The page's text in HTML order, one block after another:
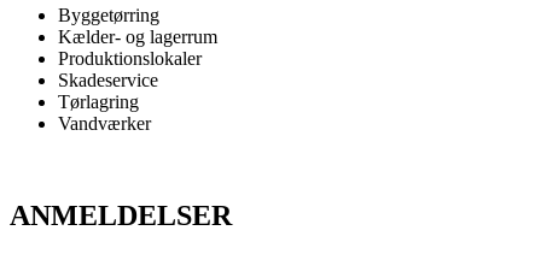
Byggetørring
Kælder- og lagerrum
Produktionslokaler
Skadeservice
Tørlagring
Vandværker
ANMELDELSER